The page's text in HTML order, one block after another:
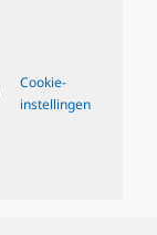
Cookie-
instellingen